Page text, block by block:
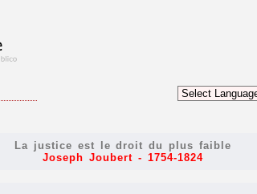
La justice est le droit du plus faible
Joseph Joubert - 1754-1824